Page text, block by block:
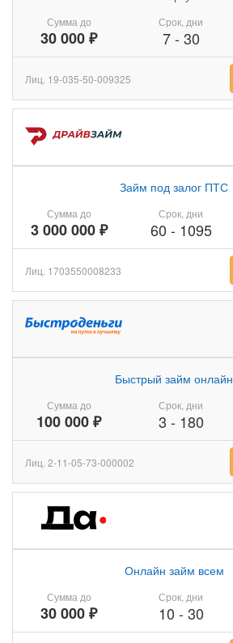
Сумма до
30 000 ₽
Срок, дни
7- 30
Лиц. 19-035-50-009325
Сумма до
3 000 000 ₽
Займ под залог ПТС
Срок, дни
60 - 1095
Лиц. 1703550008233
Сумма до
100 000 ₽
Быстрый займ онлайн
Срок, дни
3 - 180
Лиц. 2-11-05-73-000002
Сумма до
30 000 ₽
Онлайн займ всем
Срок, дни
10 - 30